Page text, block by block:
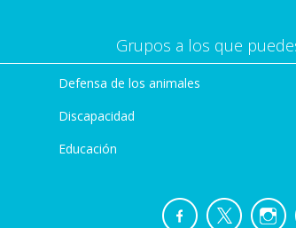
Grupos a los que
Defensa de los animales
Discapacidad
Educación